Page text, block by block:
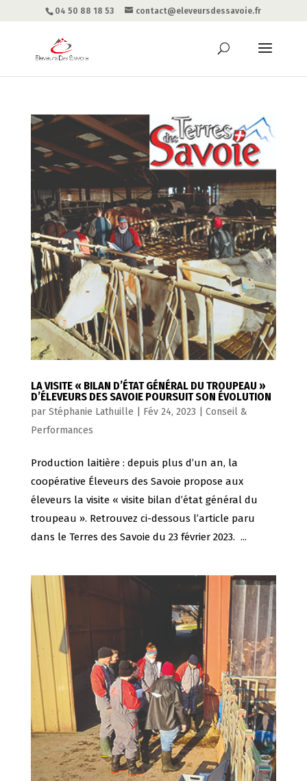
04 50 88 18 53 contact@eleveursdessavoie.fr
LA VISITE « BILAN D’ÉTAT GÉNÉRAL DU TROUPEAU »
D’ÉLEVEURS DES SAVOIE POURSUIT SON ÉVOLUTION
par Stéphanie Lathuille Fév 24, 2023
Conseil &
Performances
Production laitière : depuis plus d’un an, la
coopérative Éleveurs des Savoie propose aux
éleveurs la visite « visite bilan d’état général du
troupeau ». Retrouvez ci-dessous l’article paru
dans le Terres des Savoie du 23 février 2023. ...